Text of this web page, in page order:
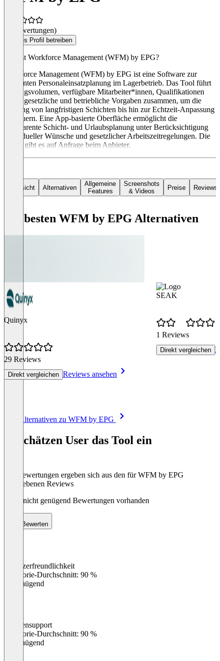
(0 Bewertungen)
Dieses Profil betreiben
Was ist Workforce Management (WFM) by EPG?
Workforce Management (WFM) by EPG ist eine Software zur
effizienten Personaleinsatzplanung im Lagerbetrieb. Das Tool führt
Auftragsvolumen, verfügbare Mitarbeiter*innen, Qualifikationen
sowie gesetzliche und betriebliche Vorgaben zusammen, um die
Planung von langfristigen Schichten bis hin zur Echtzeit-Anpassung
zu steuern. Eine App-basierte Oberfläche ermöglicht die
transparente Schicht- und Urlaubsplanung unter Berücksichtigung
individueller Wünsche und gesetzlicher Arbeitszeitregelungen. Die
Preise gibt es auf Anfrage beim Anbieter.
Übersicht Alternativen
Allgemeine
Features
Screenshots
& Videos
Preise Reviews
Die besten WFM by EPG Alternativen
Quinyx
29 Reviews
Direkt vergleichen Reviews ansehen
SEAK
1 Reviews
Direkt vergleichen
Alle Alternativen zu WFM by EPG
So schätzen User das Tool ein
Die Bewertungen ergeben sich aus den für WFM by EPG
abgegebenen Reviews
Noch nicht genügend Bewertungen vorhanden
Bewerten
Benutzerfreundlichkeit
Kategorie-Durchschnitt: 90 %
Ungenügend
Kundensupport
Kategorie-Durchschnitt: 90 %
Ungenügend